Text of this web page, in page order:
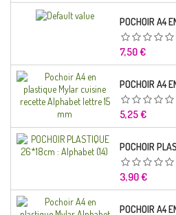
Prix
7,50 €
Prix
5,25 €
Prix
3,90 €